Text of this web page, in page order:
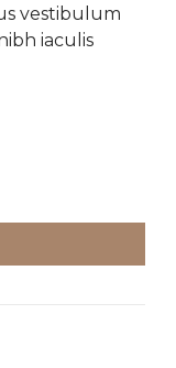
vestibulum
iaculis